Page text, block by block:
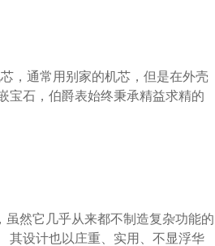
，通常用别家的机芯，但是在外壳
宝石，伯爵表始终秉承精益求精的
然它几乎从来都不制造复杂功能的
其设计也以庄重、实用、不显浮华